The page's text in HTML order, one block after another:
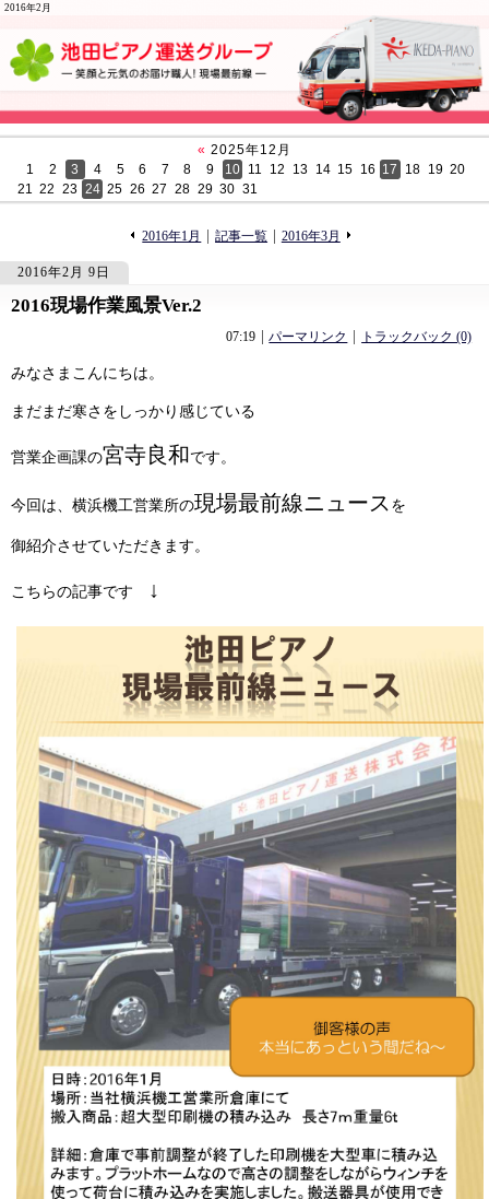
2016年2月
« 2025年12月
1
2 3 4 5 6 7 8 9 10 11 12 13 14 15 16 17 18 19 20
21 22 23 24 25 26 27 28 29 30 31
«
2016年1月 記事一覧 2016年3月
2016年2月 9日
2016現場作業風景Ver.2
07:19 パーマリンク トラックバック (0)
みなさまこんにちは。
まだまだ寒さをしっかり感じている
営業企画課の宮寺良和です。
今回は、横浜機工営業所の現場最前線ニュース を
御紹介させていただきます。
こちらの記事です ↓